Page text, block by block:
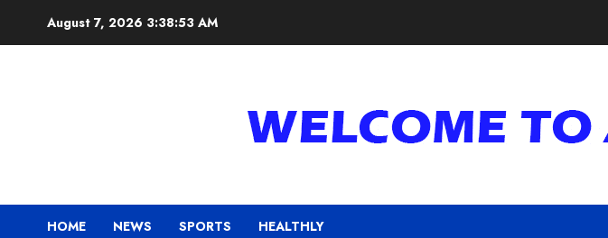
August 7, 2026 3:38:53 AM
HOME NEWS SPORTS HEALTHLY